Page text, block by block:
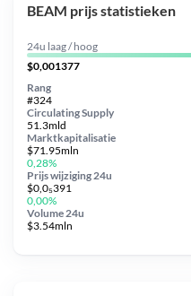
BEAM prijs statistieken
24u laag / hoog
$0,001377
Circulating Supply
51.3mld
Prijs wijziging 24u
$0,0₅391
0,00%
Marktkapitalisatie
$71.95mln
0,28%
Volume 24u
$3.54mln
Rang
#324